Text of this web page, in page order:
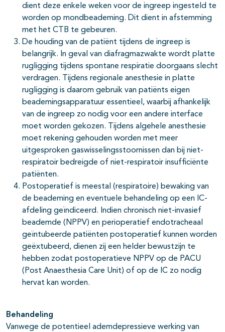
dient deze enkele weken voor de ingreep ingesteld te
worden op mondbeademing. Dit dient in afstemming
met het CTB te gebeuren.
De houding van de patiënt tijdens de ingreep is
belangrijk. In geval van diafragmazwakte wordt platte
rugligging tijdens spontane respiratie doorgaans slecht
verdragen. Tijdens regionale anesthesie in platte
rugligging is daarom gebruik van patiënts eigen
beademingsapparatuur essentieel, waarbij afhankelijk
van de ingreep zo nodig voor een andere interface
moet worden gekozen. Tijdens algehele anesthesie
moet rekening gehouden worden met meer
uitgesproken gaswisselingsstoornissen dan bij niet-
respiratoir bedreigde of niet-respiratoir insufficiënte
patiënten.
Postoperatief is meestal (respiratoire) bewaking van
de beademing en eventuele behandeling op een IC-
afdeling geïndiceerd. Indien chronisch niet-invasief
beademde (NPPV) en perioperatief endotracheaal
geïntubeerde patiënten postoperatief kunnen worden
geëxtubeerd, dienen zij een helder bewustzijn te
hebben zodat postoperatieve NPPV op de PACU
(Post Anaesthesia Care Unit) of op de IC zo nodig
hervat kan worden.
Behandeling
Vanwege de potentieel ademdepressieve werking van